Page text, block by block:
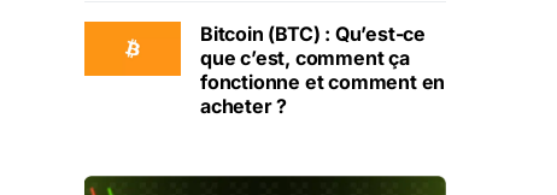
Bitcoin (BTC) : Qu’est-ce
que c’est, comment ça
fonctionne et comment en
acheter ?